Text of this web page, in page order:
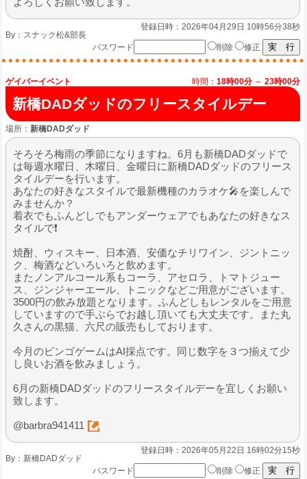
登録日時：2026年04月29日 10時56分38秒
By： スナック松&部長
パスワード
削除 修正
ゲイバーイベント 時間： 18時00分 ～ 23時00分
新橋DADダッドのフリースタイルデー
場所： 新橋DADダッド
そろそろ梅雨の季節になりますね。6月も新橋DADダッドで
は毎週水曜日、木曜日、金曜日に新橋DADダッドのフリース
タイルデーを行います。
あなたの好きなスタイルで最新機種のカラオケ🎤を楽しんで
みませんか？
着衣でもふんどしでもアンダーウェアでもあなたの好きなス
タイルで❗️
焼酎、ウィスキー、日本酒、安価なチリワイン、ジントニッ
ク、梅酒などいろいろと飲めます。
またノンアルコール系もコーラ、アセロラ、トマトジュー
ス、ジンジャーエール、トニックなどご用意がございます。
3500円の飲み放題となります。ふんどしもレンタルをご用意
していますので手ぶらでお越し頂いても大丈夫です。また丸
久さんの黒猫、六尺の販売もしております。
今月のビンゴゲームはAI採点です。同じ数字を３つ揃えて少
し良いお酒を飲みましょう。
6月の新橋DADダッドのフリースタイルデーを宜しくお願い
致します。
@barbra941411
登録日時：2026年05月22日 16時02分15秒
By： 新橋DADダッド
パスワード
削除 修正